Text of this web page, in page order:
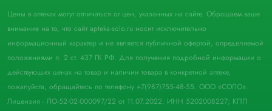
Цены в аптеках могут отличаться от цен, указанных на сайте. Обращаем ваше
внимание на то, что сайт apteka-solo.ru носит исключительно
информационный характер и не является публичной офертой, определяемой
положениями п. 2 ст. 437 ГК РФ. Для получения подробной информации о
действующих ценах на товар и наличии товара в конкретной аптеке,
пожалуйста, обращайтесь по телефону +7(987)755-48-55. ООО «СОЛО».
Лицензия - ЛО-52-02-000097/22 от 11.07.2022. ИНН 5202008227; КПП